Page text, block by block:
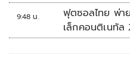
9:48 น.
ฟุตซอลไทย พ่า
เล็กคอนติเนทัล